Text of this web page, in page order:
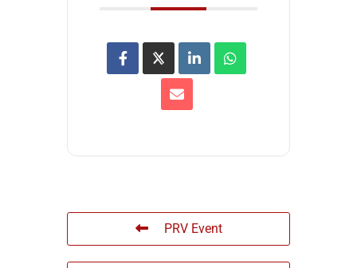
PRV Event